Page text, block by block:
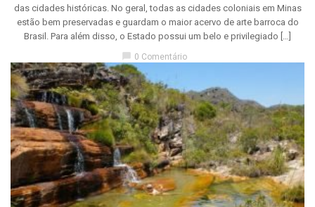
das cidades históricas. No geral, todas as cidades coloniais em Minas
estão bem preservadas e guardam o maior acervo de arte barroca do
Brasil. Para além disso, o Estado possui um belo e privilegiado […]
0 Comentário